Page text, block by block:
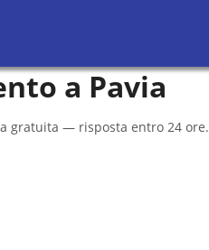
a Pavia
gratuita — risposta entro 24 ore.